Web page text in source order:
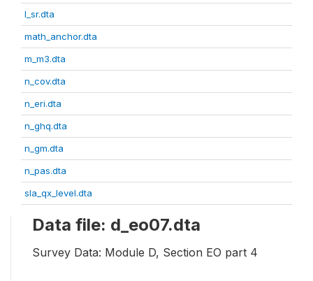
l_sr.dta
math_anchor.dta
m_m3.dta
n_cov.dta
n_eri.dta
n_ghq.dta
n_gm.dta
n_pas.dta
sla_qx_level.dta
Data file: d_eo07.dta
Survey Data: Module D, Section EO part 4